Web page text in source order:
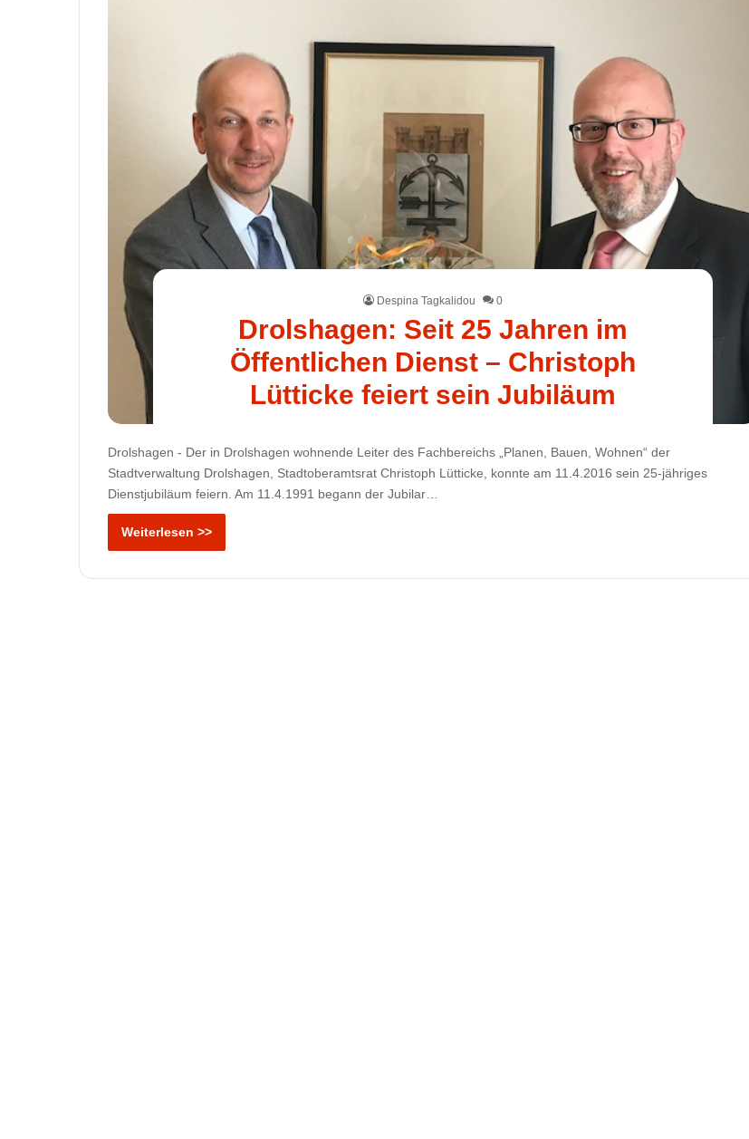
Despina Tagkalidou 0
Drolshagen: Seit 25 Jahren im
Öffentlichen Dienst – Christoph
Lütticke feiert sein Jubiläum
Drolshagen - Der in Drolshagen wohnende Leiter des Fachbereichs „Planen, Bauen, Wohnen“ der
Stadtverwaltung Drolshagen, Stadtoberamtsrat Christoph Lütticke, konnte am 11.4.2016 sein 25-jähriges
Dienstjubiläum feiern. Am 11.4.1991 begann der Jubilar…
Weiterlesen >>